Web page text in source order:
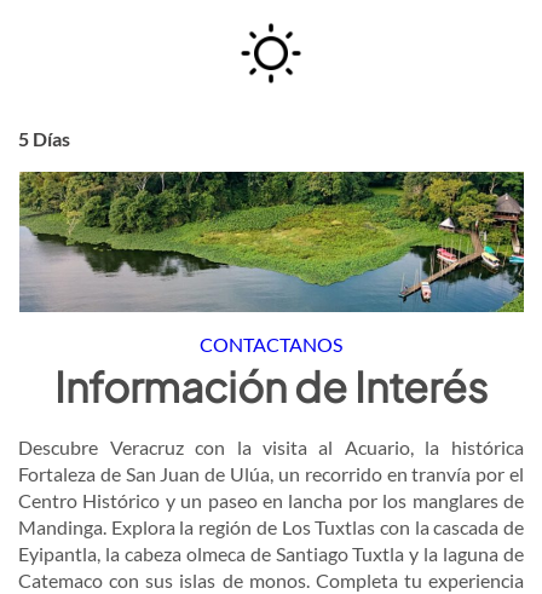
5 Días
CONTACTANOS
Información de Interés
Descubre Veracruz con la visita al Acuario, la histórica
Fortaleza de San Juan de Ulúa, un recorrido en tranvía por el
Centro Histórico y un paseo en lancha por los manglares de
Mandinga. Explora la región de Los Tuxtlas con la cascada de
Eyipantla, la cabeza olmeca de Santiago Tuxtla y la laguna de
Catemaco con sus islas de monos. Completa tu experiencia